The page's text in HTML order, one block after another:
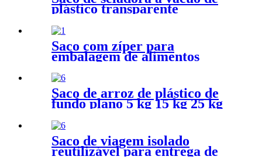
plástico transparente
Saco com zíper para
embalagem de alimentos
Stand Up Pouch
Saco de arroz de plástico de
fundo plano 5 kg 15 kg 25 kg
Saco de viagem isolado
reutilizável para entrega de